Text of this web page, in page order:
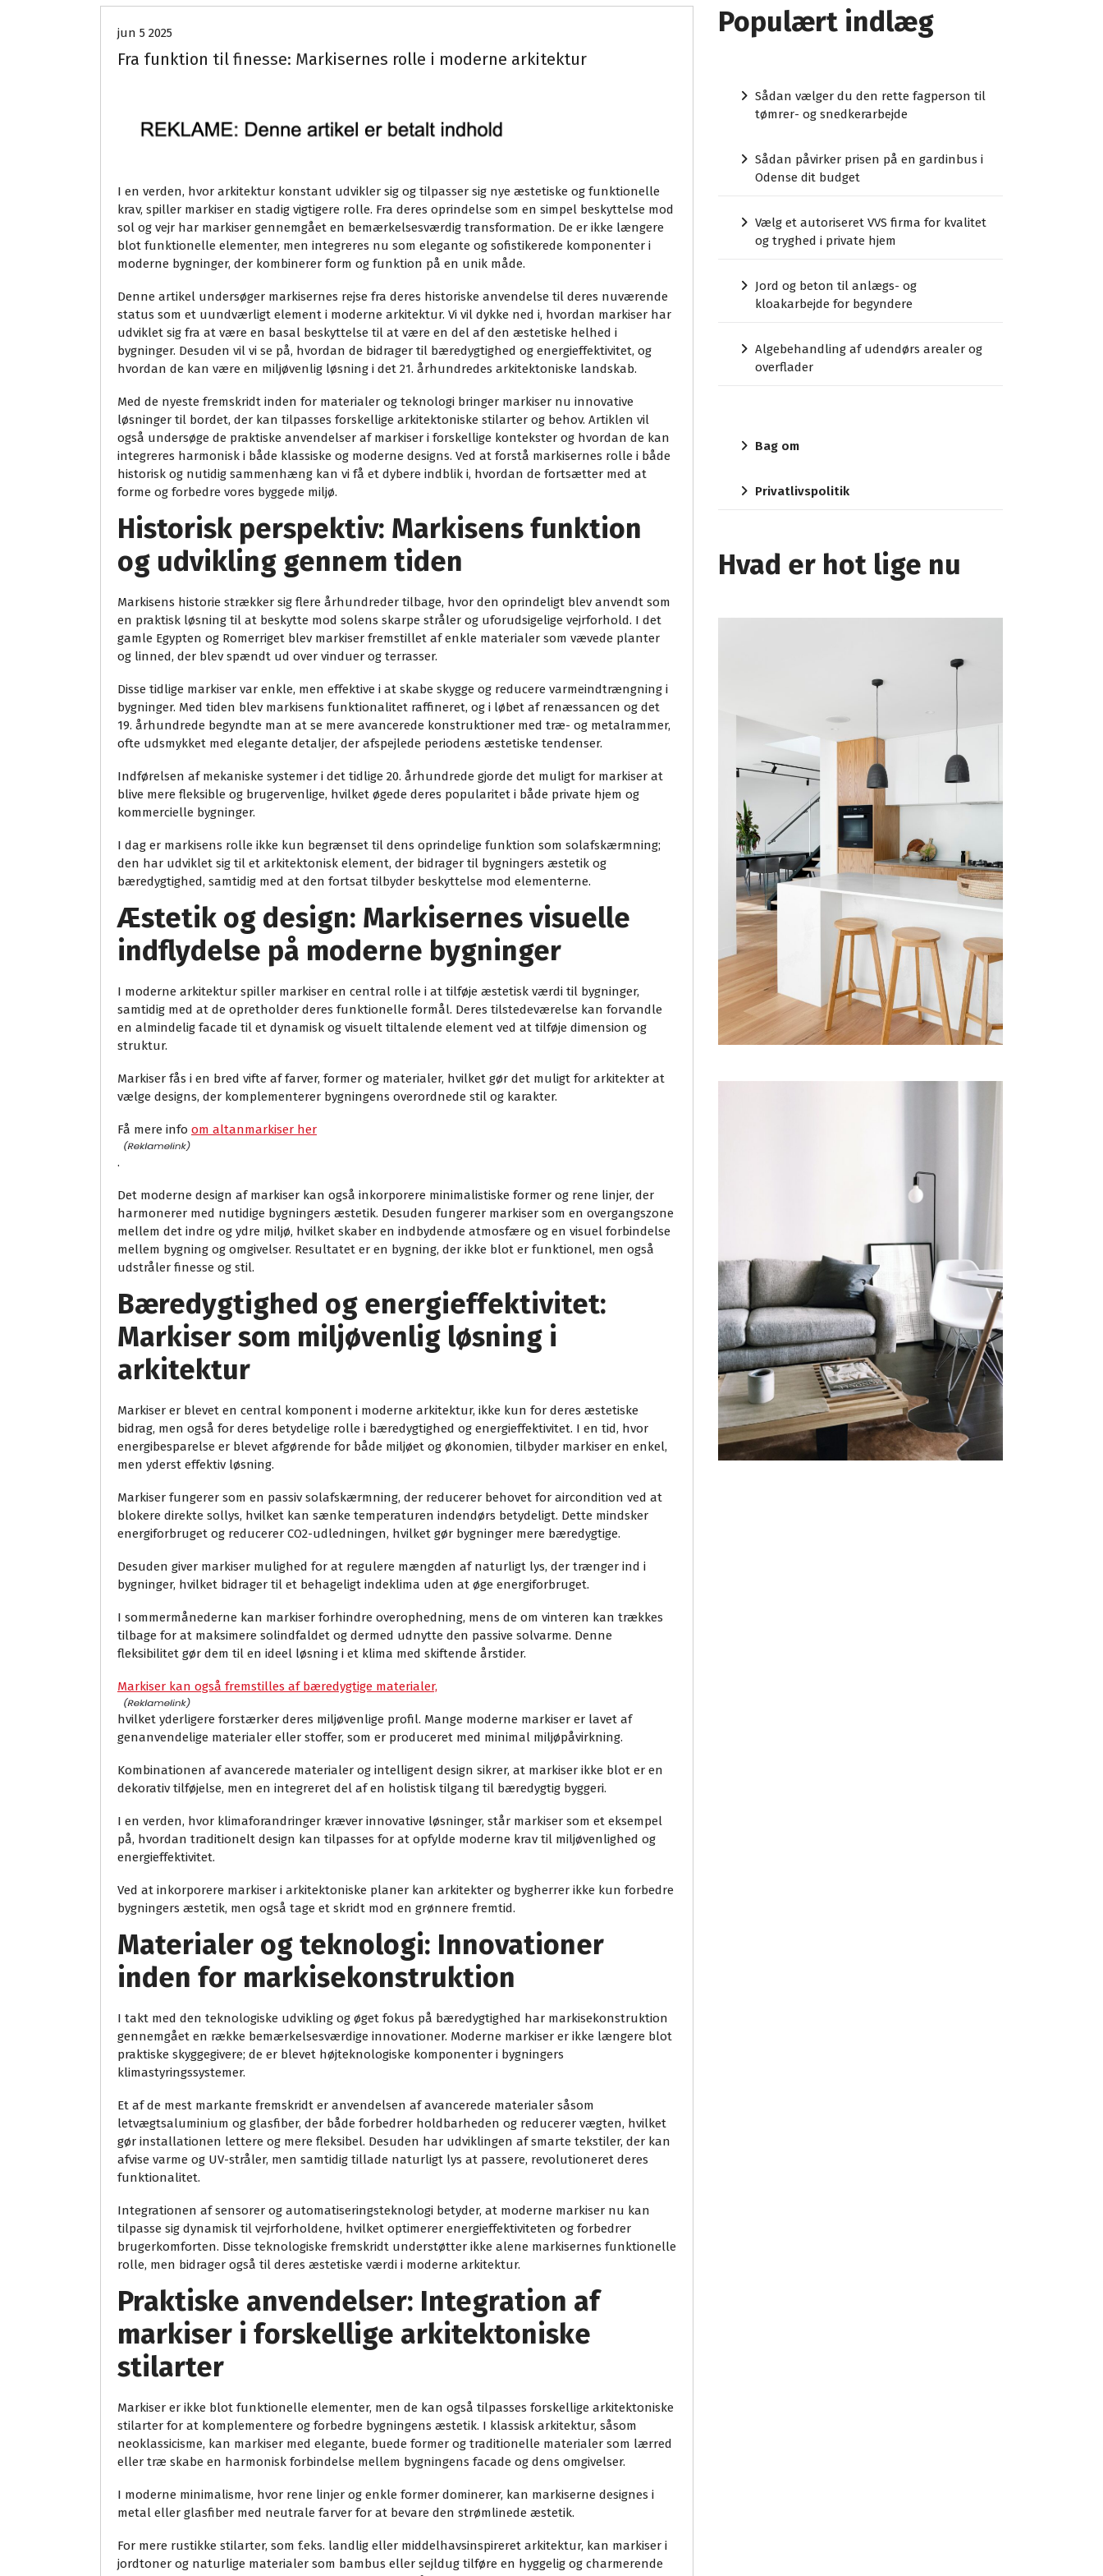
jun 5 2025
Fra funktion til finesse: Markisernes rolle i moderne arkitektur
I en verden, hvor arkitektur konstant udvikler sig og tilpasser sig nye æstetiske og funktionelle
krav, spiller markiser en stadig vigtigere rolle. Fra deres oprindelse som en simpel beskyttelse mod
sol og vejr har markiser gennemgået en bemærkelsesværdig transformation. De er ikke længere
blot funktionelle elementer, men integreres nu som elegante og sofistikerede komponenter i
moderne bygninger, der kombinerer form og funktion på en unik måde.
Denne artikel undersøger markisernes rejse fra deres historiske anvendelse til deres nuværende
status som et uundværligt element i moderne arkitektur. Vi vil dykke ned i, hvordan markiser har
udviklet sig fra at være en basal beskyttelse til at være en del af den æstetiske helhed i
bygninger. Desuden vil vi se på, hvordan de bidrager til bæredygtighed og energieffektivitet, og
hvordan de kan være en miljøvenlig løsning i det 21. århundredes arkitektoniske landskab.
Med de nyeste fremskridt inden for materialer og teknologi bringer markiser nu innovative
løsninger til bordet, der kan tilpasses forskellige arkitektoniske stilarter og behov. Artiklen vil
også undersøge de praktiske anvendelser af markiser i forskellige kontekster og hvordan de kan
integreres harmonisk i både klassiske og moderne designs. Ved at forstå markisernes rolle i både
historisk og nutidig sammenhæng kan vi få et dybere indblik i, hvordan de fortsætter med at
forme og forbedre vores byggede miljø.
Historisk perspektiv: Markisens funktion
og udvikling gennem tiden
Markisens historie strækker sig flere århundreder tilbage, hvor den oprindeligt blev anvendt som
en praktisk løsning til at beskytte mod solens skarpe stråler og uforudsigelige vejrforhold. I det
gamle Egypten og Romerriget blev markiser fremstillet af enkle materialer som vævede planter
og linned, der blev spændt ud over vinduer og terrasser.
Disse tidlige markiser var enkle, men effektive i at skabe skygge og reducere varmeindtrængning i
bygninger. Med tiden blev markisens funktionalitet raffineret, og i løbet af renæssancen og det
19. århundrede begyndte man at se mere avancerede konstruktioner med træ- og metalrammer,
ofte udsmykket med elegante detaljer, der afspejlede periodens æstetiske tendenser.
Indførelsen af mekaniske systemer i det tidlige 20. århundrede gjorde det muligt for markiser at
blive mere fleksible og brugervenlige, hvilket øgede deres popularitet i både private hjem og
kommercielle bygninger.
I dag er markisens rolle ikke kun begrænset til dens oprindelige funktion som solafskærmning;
den har udviklet sig til et arkitektonisk element, der bidrager til bygningers æstetik og
bæredygtighed, samtidig med at den fortsat tilbyder beskyttelse mod elementerne.
Æstetik og design: Markisernes visuelle
indflydelse på moderne bygninger
I moderne arkitektur spiller markiser en central rolle i at tilføje æstetisk værdi til bygninger,
samtidig med at de opretholder deres funktionelle formål. Deres tilstedeværelse kan forvandle
en almindelig facade til et dynamisk og visuelt tiltalende element ved at tilføje dimension og
struktur.
Markiser fås i en bred vifte af farver, former og materialer, hvilket gør det muligt for arkitekter at
vælge designs, der komplementerer bygningens overordnede stil og karakter.
Få mere info om altanmarkiser her
.
Det moderne design af markiser kan også inkorporere minimalistiske former og rene linjer, der
harmonerer med nutidige bygningers æstetik. Desuden fungerer markiser som en overgangszone
mellem det indre og ydre miljø, hvilket skaber en indbydende atmosfære og en visuel forbindelse
mellem bygning og omgivelser. Resultatet er en bygning, der ikke blot er funktionel, men også
udstråler finesse og stil.
Bæredygtighed og energieffektivitet:
Markiser som miljøvenlig løsning i
arkitektur
Markiser er blevet en central komponent i moderne arkitektur, ikke kun for deres æstetiske
bidrag, men også for deres betydelige rolle i bæredygtighed og energieffektivitet. I en tid, hvor
energibesparelse er blevet afgørende for både miljøet og økonomien, tilbyder markiser en enkel,
men yderst effektiv løsning.
Markiser fungerer som en passiv solafskærmning, der reducerer behovet for aircondition ved at
blokere direkte sollys, hvilket kan sænke temperaturen indendørs betydeligt. Dette mindsker
energiforbruget og reducerer CO2-udledningen, hvilket gør bygninger mere bæredygtige.
Desuden giver markiser mulighed for at regulere mængden af naturligt lys, der trænger ind i
bygninger, hvilket bidrager til et behageligt indeklima uden at øge energiforbruget.
I sommermånederne kan markiser forhindre overophedning, mens de om vinteren kan trækkes
tilbage for at maksimere solindfaldet og dermed udnytte den passive solvarme. Denne
fleksibilitet gør dem til en ideel løsning i et klima med skiftende årstider.
Markiser kan også fremstilles af bæredygtige materialer,
hvilket yderligere forstærker deres miljøvenlige profil. Mange moderne markiser er lavet af
genanvendelige materialer eller stoffer, som er produceret med minimal miljøpåvirkning.
Kombinationen af avancerede materialer og intelligent design sikrer, at markiser ikke blot er en
dekorativ tilføjelse, men en integreret del af en holistisk tilgang til bæredygtig byggeri.
I en verden, hvor klimaforandringer kræver innovative løsninger, står markiser som et eksempel
på, hvordan traditionelt design kan tilpasses for at opfylde moderne krav til miljøvenlighed og
energieffektivitet.
Ved at inkorporere markiser i arkitektoniske planer kan arkitekter og bygherrer ikke kun forbedre
bygningers æstetik, men også tage et skridt mod en grønnere fremtid.
Materialer og teknologi: Innovationer
inden for markisekonstruktion
I takt med den teknologiske udvikling og øget fokus på bæredygtighed har markisekonstruktion
gennemgået en række bemærkelsesværdige innovationer. Moderne markiser er ikke længere blot
praktiske skyggegivere; de er blevet højteknologiske komponenter i bygningers
klimastyringssystemer.
Et af de mest markante fremskridt er anvendelsen af avancerede materialer såsom
letvægtsaluminium og glasfiber, der både forbedrer holdbarheden og reducerer vægten, hvilket
gør installationen lettere og mere fleksibel. Desuden har udviklingen af smarte tekstiler, der kan
afvise varme og UV-stråler, men samtidig tillade naturligt lys at passere, revolutioneret deres
funktionalitet.
Integrationen af sensorer og automatiseringsteknologi betyder, at moderne markiser nu kan
tilpasse sig dynamisk til vejrforholdene, hvilket optimerer energieffektiviteten og forbedrer
brugerkomforten. Disse teknologiske fremskridt understøtter ikke alene markisernes funktionelle
rolle, men bidrager også til deres æstetiske værdi i moderne arkitektur.
Praktiske anvendelser: Integration af
markiser i forskellige arkitektoniske
stilarter
Markiser er ikke blot funktionelle elementer, men de kan også tilpasses forskellige arkitektoniske
stilarter for at komplementere og forbedre bygningens æstetik. I klassisk arkitektur, såsom
neoklassicisme, kan markiser med elegante, buede former og traditionelle materialer som lærred
eller træ skabe en harmonisk forbindelse mellem bygningens facade og dens omgivelser.
I moderne minimalisme, hvor rene linjer og enkle former dominerer, kan markiserne designes i
metal eller glasfiber med neutrale farver for at bevare den strømlinede æstetik.
For mere rustikke stilarter, som f.eks. landlig eller middelhavsinspireret arkitektur, kan markiser i
jordtoner og naturlige materialer som bambus eller sejldug tilføre en hyggelig og charmerende
Populært indlæg
Sådan vælger du den rette fagperson til
tømrer- og snedkerarbejde
Sådan påvirker prisen på en gardinbus i
Odense dit budget
Vælg et autoriseret VVS firma for kvalitet
og tryghed i private hjem
Jord og beton til anlægs- og
kloakarbejde for begyndere
Algebehandling af udendørs arealer og
overflader
Bag om
Privatlivspolitik
Hvad er hot lige nu